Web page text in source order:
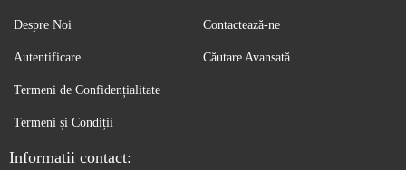
Despre Noi
Autentificare
Contactează-ne
Căutare Avansată
Termeni de Confidențialitate
Termeni și Condiții
Informatii contact: